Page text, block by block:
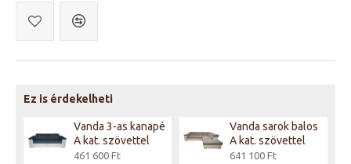
Ez is érdekelheti
Vanda 3-as kanapé
A kat. szövettel
461 600 Ft
Vanda sarok balos
A kat. szövettel
641 100 Ft